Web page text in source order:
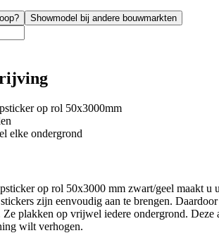
Showmodel bij andere bouwmarkten
op rol 50x3000mm
elke ondergrond
op rol 50x3000 mm zwart/geel maakt
zijn eenvoudig aan te brengen.
plakken op vrijwel iedere ondergrond.
wilt verhogen.